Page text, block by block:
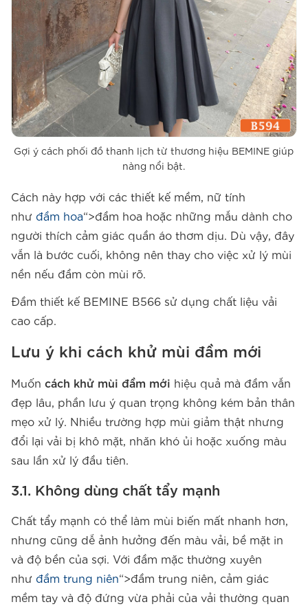
Gợi ý cách phối đồ thanh lịch từ thương hiệu BEMINE giúp
nàng nổi bật.
Cách này hợp với các thiết kế mềm, nữ tính
như đầm hoa“>đầm hoa hoặc những mẫu dành cho
người thích cảm giác quần áo thơm dịu. Dù vậy, đây
vẫn là bước cuối, không nên thay cho việc xử lý mùi
nền nếu đầm còn mùi rõ.
Đầm thiết kế BEMINE B566 sử dụng chất liệu vải
cao cấp.
Lưu ý khi cách khử mùi đầm mới
Muốn cách khử mùi đầm mới hiệu quả mà đầm vẫn
đẹp lâu, phần lưu ý quan trọng không kém bản thân
mẹo xử lý. Nhiều trường hợp mùi giảm thật nhưng
đổi lại vải bị khô mặt, nhăn khó ủi hoặc xuống màu
sau lần xử lý đầu tiên.
3.1. Không dùng chất tẩy mạnh
Chất tẩy mạnh có thể làm mùi biến mất nhanh hơn,
nhưng cũng dễ ảnh hưởng đến màu vải, bề mặt in
và độ bền của sợi. Với đầm mặc thường xuyên
như đầm trung niên“>đầm trung niên, cảm giác
mềm tay và độ đứng vừa phải của vải thường quan